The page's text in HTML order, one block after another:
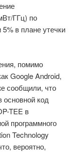
ГГц) по
в плане утечки
помимо
Google Android,
сообщили, что
код
TEE в
программного
Technology
вероятно,